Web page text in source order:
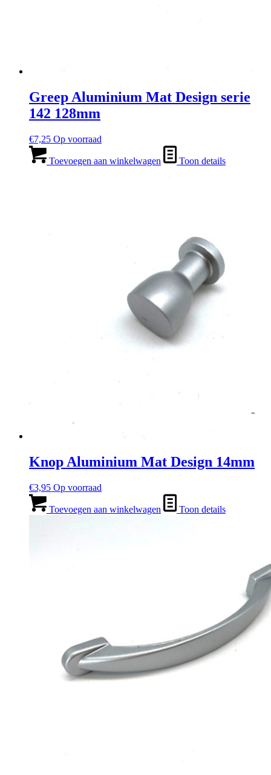
Greep Aluminium Mat Design serie
142 128mm
€7,25 Op voorraad
Toevoegen aan winkelwagen Toon details
Knop Aluminium Mat Design 14mm
€3,95 Op voorraad
Toevoegen aan winkelwagen Toon details